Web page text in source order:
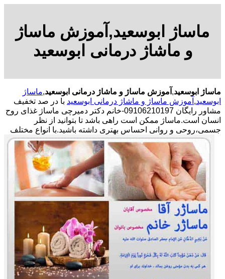
ماساژ ابوسعید,آموزش ماساژ
و ماشاژ درمانی ابوسعید
ماساژ ابوسعید, آموزش ماساژ و ماشاژ درمانی ابوسعید,ماساژ
ابوسعید, آموزش ماساژ و ماشاژ درمانی ابوسعید با در صد تخفیف
مشاور رایگان 09106210197-خانم دکتر دمیرچی ماساژ غذای روح
انسان است.ماساژ ممکن است راهی باشد تا بتوانید از نظر
جسمی،روحی و روانی احساس بهتری داشته باشید.با انواع مختلف